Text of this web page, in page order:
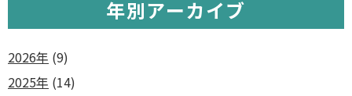
年別アーカイブ
2026年 (9)
2025年 (14)